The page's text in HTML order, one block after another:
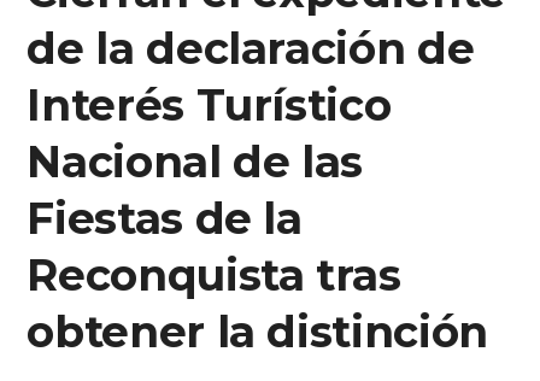
de la declaración de
Interés Turístico
Nacional de las
Fiestas de la
Reconquista tras
obtener la distinción